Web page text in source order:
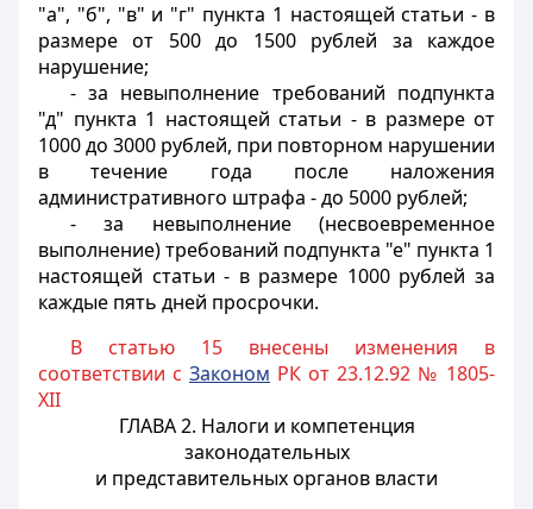
"а", "б", "в" и "г" пункта 1 настоящей статьи - в
размере от 500 до 1500 рублей за каждое
нарушение;
- за невыполнение требований подпункта
"д" пункта 1 настоящей статьи - в размере от
1000 до 3000 рублей, при повторном нарушении
в течение года после наложения
административного штрафа - до 5000 рублей;
- за невыполнение (несвоевременное
выполнение) требований подпункта "е" пункта 1
настоящей статьи - в размере 1000 рублей за
каждые пять дней просрочки.
В статью 15 внесены изменения в
соответствии с Законом РК от 23.12.92 № 1805-
XII
ГЛАВА 2. Налоги и компетенция
законодательных
и представительных органов власти